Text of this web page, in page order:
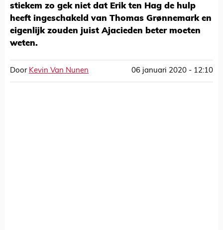
stiekem zo gek niet dat Erik ten Hag de hulp
heeft ingeschakeld van Thomas Grønnemark en
eigenlijk zouden juist Ajacieden beter moeten
weten.
Door Kevin Van Nunen 06 januari 2020 - 12:10